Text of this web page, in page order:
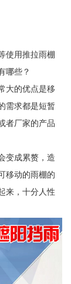
使用推拉雨棚
哪些？
大的优点是移
需求都是短暂
者厂家的产品
变成累赘，造
移动的雨棚的
来，十分人性